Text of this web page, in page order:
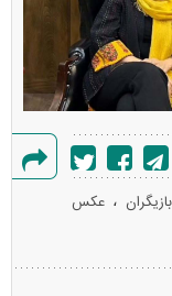
، عکس